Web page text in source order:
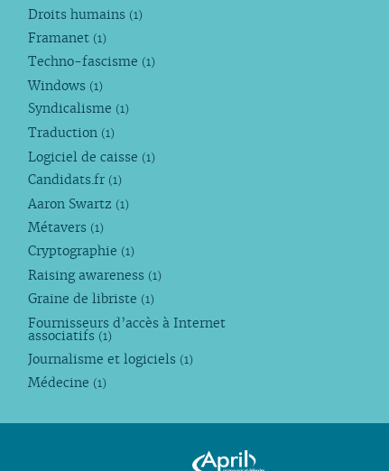
Droits humains (1)
Framanet (1)
Techno-fascisme (1)
Windows (1)
Syndicalisme (1)
Traduction (1)
Logiciel de caisse (1)
Candidats.fr (1)
Aaron Swartz (1)
Métavers (1)
Cryptographie (1)
Raising awareness (1)
Graine de libriste (1)
Fournisseurs d’accès à Internet
associatifs (1)
Journalisme et logiciels (1)
Médecine (1)